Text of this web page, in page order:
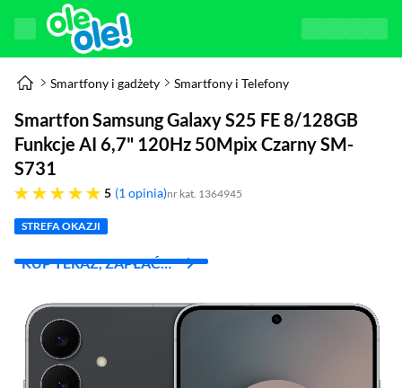
Smartfony i gadżety Smartfony i Telefony
Smartfon Samsung Galaxy S25 FE 8/128GB
Funkcje AI 6,7" 120Hz 50Mpix Czarny SM-
S731
5
pięć gwiazdek 1 opinia nr kat. 1364945
STREFA OKAZJI
KUP TERAZ, ZAPŁAĆ